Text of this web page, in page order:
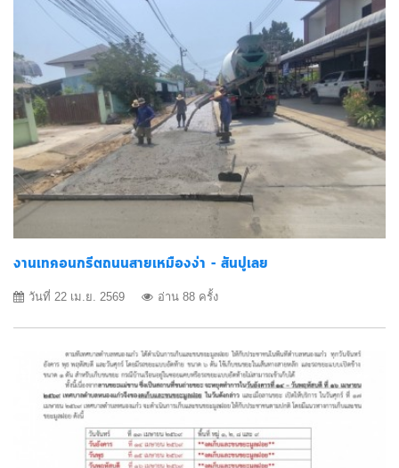
งานเทคอนกรีตถนนสายเหมืองง่า - สันปูเลย
วันที่ 22 เม.ย. 2569 อ่าน 88 ครั้ง